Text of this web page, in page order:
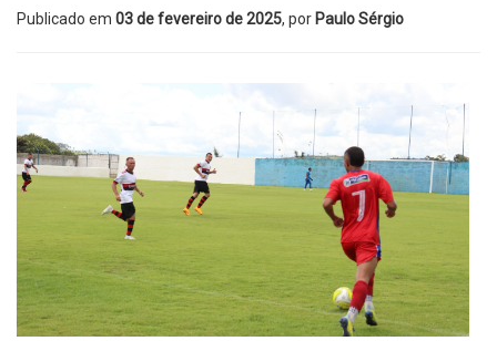
Publicado em 03 de fevereiro de 2025, por Paulo Sérgio